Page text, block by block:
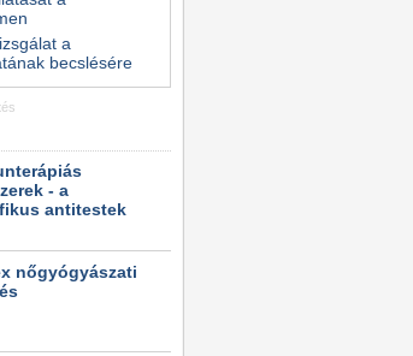
a
becslésére
- a
antitestek
nőgyógyászati